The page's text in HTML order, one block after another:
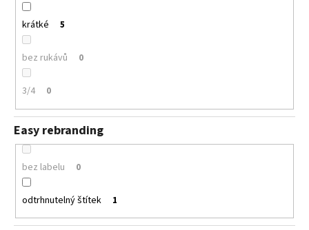
krátké 5
bez rukávů 0
3/4 0
Easy rebranding
bez labelu 0
odtrhnutelný štítek 1